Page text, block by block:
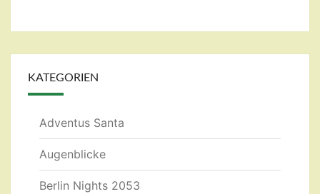
KATEGORIEN
Adventus Santa
Augenblicke
Berlin Nights 2053